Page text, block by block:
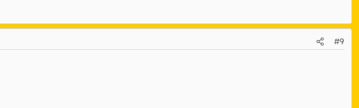
#9